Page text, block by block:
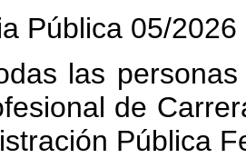
Pública 05/2026
las
de
Pública